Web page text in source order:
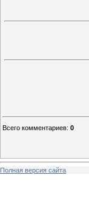
Всего комментариев: 0
Полная версия сайта